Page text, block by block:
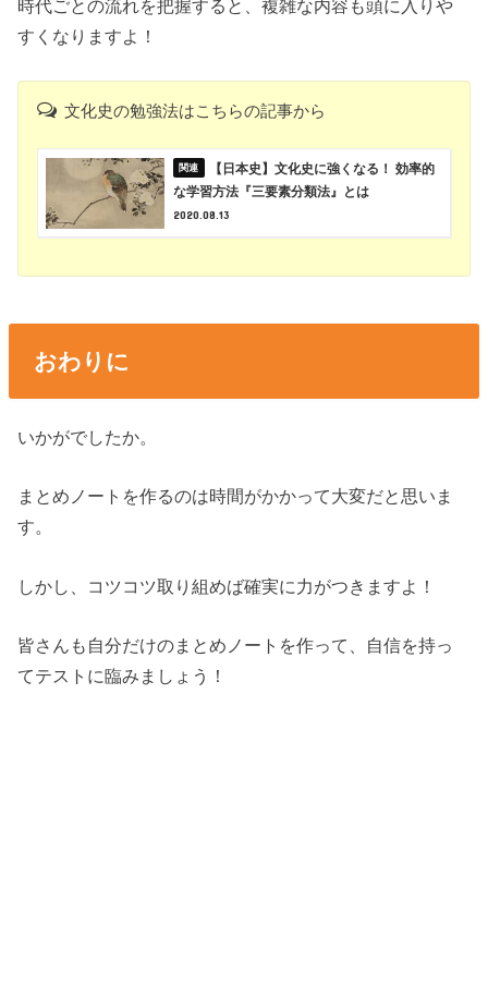
時代ごとの流れを把握すると、複雑な内容も頭に入りや
すくなりますよ！
文化史の勉強法はこちらの記事から
【日本史】文化史に強くなる！ 効率的
な学習方法『三要素分類法』とは
2020.08.13
おわりに
いかがでしたか。
まとめノートを作るのは時間がかかって大変だと思いま
す。
しかし、コツコツ取り組めば確実に力がつきますよ！
皆さんも自分だけのまとめノートを作って、自信を持っ
てテストに臨みましょう！